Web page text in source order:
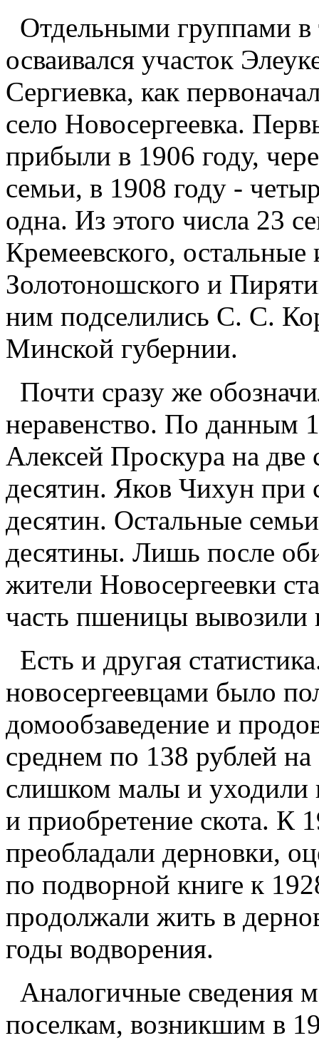
Отдельными группами в
осваивался участок
Сергиевка, как
село Новосергеевка.
прибыли в 1906 году,
семьи, в 1908 году -
одна. Из этого числа 23
Кремеевского,
Золотоношского и
ним подселились С. С.
Минской губернии.
Почти сразу же
неравенство. По данным
Алексей Проскура на две
десятин. Яков Чихун при
десятин. Остальные
десятины. Лишь после
жители Новосергеевки
часть пшеницы вывозили
Есть и другая
новосергеевцами было
домообзаведение и
среднем по 138 рублей
слишком малы и уходили
и приобретение скота. К
преобладали дерновки,
по подворной книге к
продолжали жить в
годы водворения.
Аналогичные сведения
поселкам, возникшим в